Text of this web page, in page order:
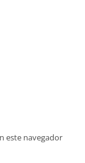
este navegador